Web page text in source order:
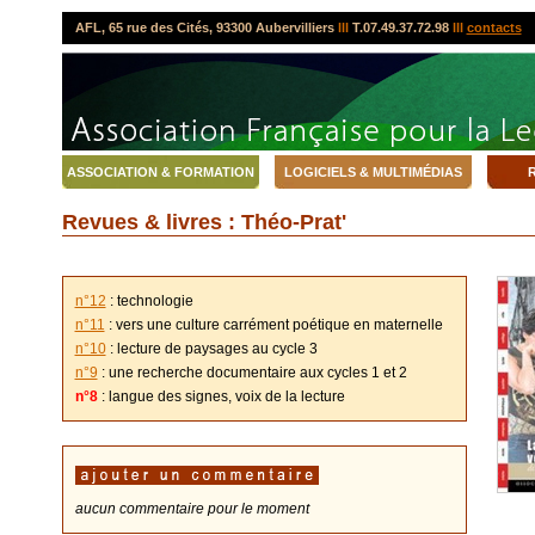
AFL, 65 rue des Cités, 93300 AubervillierslllT.07.49.37.72.98 lll contacts
ASSOCIATION & FORMATION LOGICIELS & MULTIMÉDIAS
Revues & livres : Théo-Prat'
n°12 : technologie
n°11 : vers une culture carrément poétique en maternelle
n°10: lecture de paysages au cycle 3
n°9 : une recherche documentaire aux cycles 1 et 2
n°8: langue des signes, voix de la lecture
aucun commentaire pour le moment